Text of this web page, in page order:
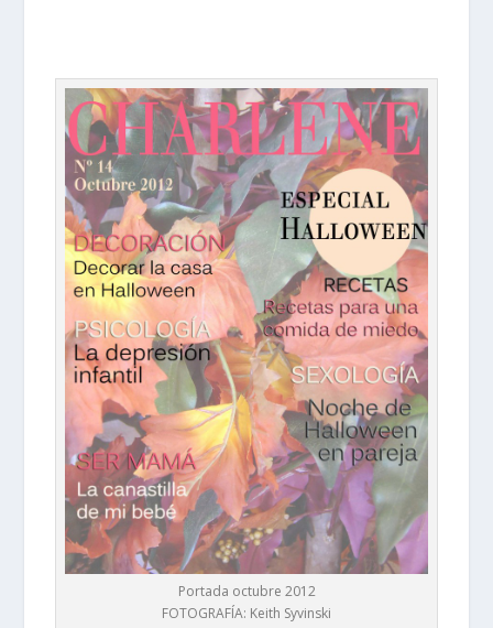
Portada octubre 2012
FOTOGRAFÍA: Keith Syvinski